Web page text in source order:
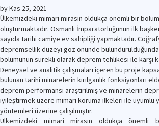
byKas 25, 2021
Ülkemizdeki mimari mirasın oldukça önemli bir
oluşturmaktadır. Osmanlı İmparatorluğunun ilk
sayıda tarihi camiye ev sahipliği yapmaktadır.
depremsellik düzeyi göz önünde bulundurulduğunda
bölümünün sürekli olarak deprem tehlikesi ile karşı
Deneysel ve analitik çalışmaları içeren bu proje
bulunan tarihi minarelerin kırılganlık fonksiyonları
deprem performansı araştırılmış ve minarelerin
iyileştirmek üzere mimari koruma ilkeleri ile uyumlu
yöntemleri üzerine çalışılmıştır.
Ülkemizdeki mimari mirasın oldukça önemli